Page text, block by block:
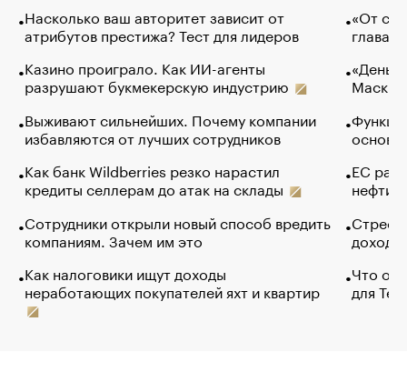
Насколько ваш авторитет зависит от
атрибутов престижа? Тест для лидеров
Казино проиграло. Как ИИ-агенты
разрушают букмекерскую индустрию
Выживают сильнейших. Почему компании
избавляются от лучших сотрудников
Как банк Wildberries резко нарастил
кредиты селлерам до атак на склады
Сотрудники открыли новый способ вредить
компаниям. Зачем им это
Как налоговики ищут доходы
неработающих покупателей яхт и квартир
«От
глава
Маск в
основ
ЕС
нефти
Что
для